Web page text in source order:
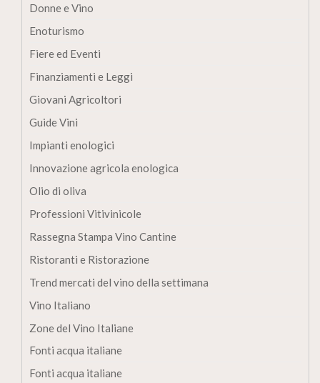
Donne e Vino
Enoturismo
Fiere ed Eventi
Finanziamenti e Leggi
Giovani Agricoltori
Guide Vini
Impianti enologici
Innovazione agricola enologica
Olio di oliva
Professioni Vitivinicole
Rassegna Stampa Vino Cantine
Ristoranti e Ristorazione
Trend mercati del vino della settimana
Vino Italiano
Zone del Vino Italiane
Fonti acqua italiane
Fonti acqua italiane